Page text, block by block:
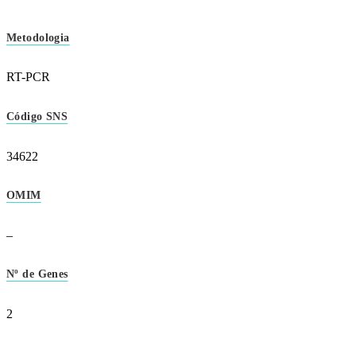
Metodologia
RT-PCR
Código SNS
34622
OMIM
–
Nº de Genes
2